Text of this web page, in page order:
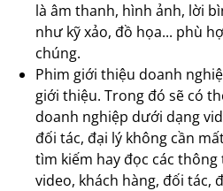
là âm thanh, hình ảnh, lời
như kỹ xảo, đồ họa... phù
chúng.
Phim giới thiệu doanh
giới thiệu. Trong đó sẽ có
doanh nghiệp dưới dạng
đối tác, đại lý không cần
tìm kiếm hay đọc các
video, khách hàng, đối tác,